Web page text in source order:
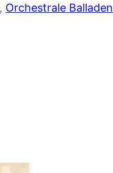
, Orchestrale Balladen